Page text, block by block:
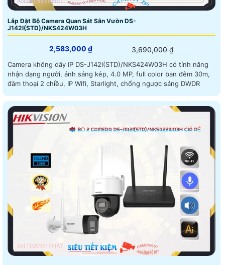
Lắp Đặt Bộ Camera Quan Sát Sân Vườn DS-
J142I(STD)/NKS424W03H
2,583,000 ₫ 3,690,000 ₫
Camera không dây IP DS-J142I(STD)/NKS424W03H có tính năng
nhận dạng người, ánh sáng kép, 4.0 MP, full color ban đêm 30m,
đàm thoại 2 chiều, IP Wifi, Starlight, chống ngược sáng DWDR